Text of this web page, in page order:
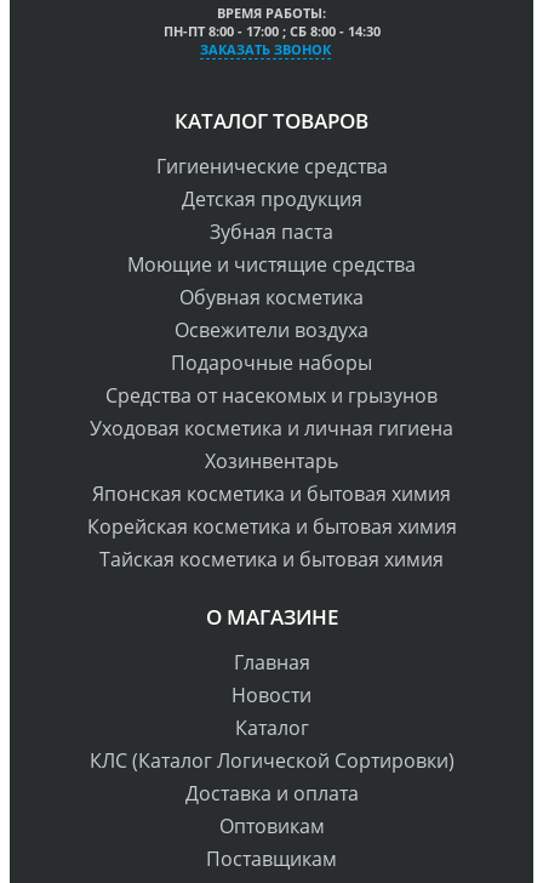
ВРЕМЯ РАБОТЫ:
ПН-ПТ 8:00 - 17:00 ; СБ 8:00 - 14:30
ЗАКАЗАТЬ ЗВОНОК
КАТАЛОГ ТОВАРОВ
Гигиенические средства
Детская продукция
Зубная паста
Моющие и чистящие средства
Обувная косметика
Освежители воздуха
Подарочные наборы
Средства от насекомых и грызунов
Уходовая косметика и личная гигиена
Хозинвентарь
Японская косметика и бытовая химия
Корейская косметика и бытовая химия
Тайская косметика и бытовая химия
О МАГАЗИНЕ
Главная
Новости
Каталог
КЛС (Каталог Логической Сортировки)
Доставка и оплата
Оптовикам
Поставщикам